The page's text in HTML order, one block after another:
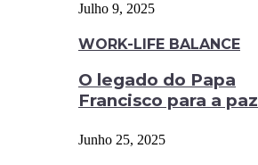
Julho 9, 2025
WORK-LIFE BALANCE
O legado do Papa
Francisco para a paz
Junho 25, 2025